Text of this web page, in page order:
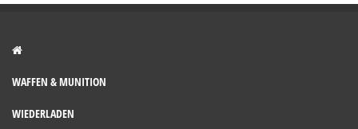
WAFFEN & MUNITION
WIEDERLADEN